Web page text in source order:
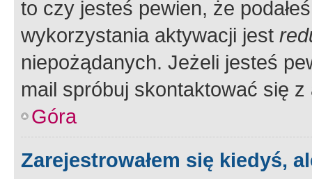
to czy jesteś pewien, że
wykorzystania aktywacji jest
niepożądanych. Jeżeli jesteś
mail spróbuj skontaktować się
Góra
Zarejestrowałem się kiedyś,